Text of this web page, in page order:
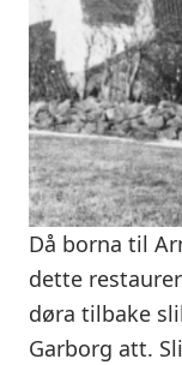
Då borna til
dette
døra tilbake
Garborg att.